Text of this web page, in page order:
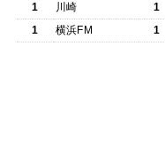
1
川崎 1
1
横浜FM 1